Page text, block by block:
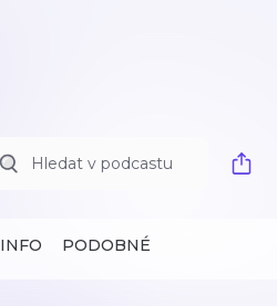
INFO PODOBNÉ